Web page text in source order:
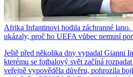
Afrika Infantinovi hodila záchranné
ukázaly, proč ho UEFA vůbec nemusí
Ještě před několika dny vypadal Gianni
kterému se fotbalový svět začíná
veřejně vypověděla důvěru, pohrozila